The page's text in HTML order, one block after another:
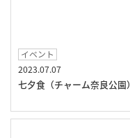
イベント
2023.07.07
七夕食（チャーム奈良公園）